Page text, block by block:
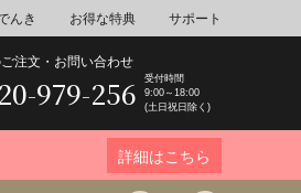
んき お得な特典 サポート
注文・お問い合わせ
979-256
受付時間
9:00～18:00
(土日祝日除く)
詳細はこちら